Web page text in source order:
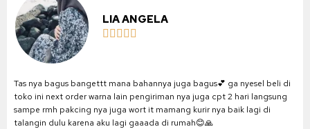
LIA ANGELA
    
Tas nya bagus bangettt mana bahannya juga bagus💕 ga nyesel beli di
toko ini next order warna lain pengiriman nya juga cpt 2 hari langsung
sampe rmh pakcing nya juga wort it mamang kurir nya baik lagi di
talangin dulu karena aku lagi gaaada di rumah😊🙏